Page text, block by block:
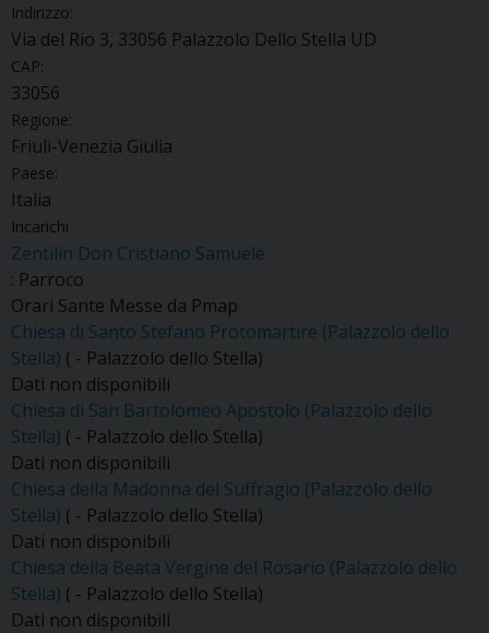
Indirizzo:
Via del Rio 3, 33056 Palazzolo Dello Stella UD
CAP:
33056
Regione:
Friuli-Venezia Giulia
Paese:
Italia
Incarichi
Zentilin Don Cristiano Samuele
: Parroco
Orari Sante Messe da Pmap
Chiesa di Santo Stefano Protomartire (Palazzolo dello
Stella) ( - Palazzolo dello Stella)
Dati non disponibili
Chiesa di San Bartolomeo Apostolo (Palazzolo dello
Stella) ( - Palazzolo dello Stella)
Dati non disponibili
Chiesa della Madonna del Suffragio (Palazzolo dello
Stella) ( - Palazzolo dello Stella)
Dati non disponibili
Chiesa della Beata Vergine del Rosario (Palazzolo dello
Stella) ( - Palazzolo dello Stella)
Dati non disponibili